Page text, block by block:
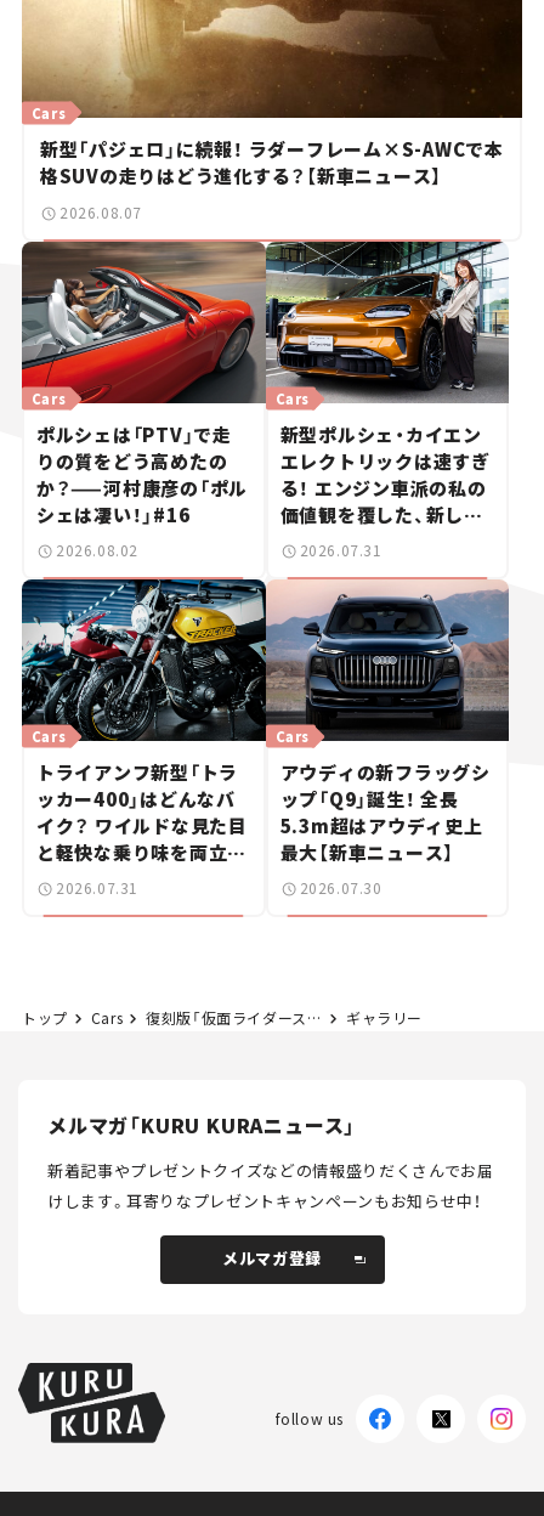
新型「パジェロ」に続報！ ラダーフレーム×S-AWCで本
格SUVの走りはどう進化する？【新車ニュース】
Cars
2026.08.07
ポルシェは「PTV」で走
りの質をどう高めたの
か？——河村康彦の「ポル
シェは凄い！」#16
Cars
2026.08.02
新型ポルシェ・カイエン
エレクトリックは速すぎ
る！ エンジン車派の私の
価値観を覆した、新しい
ポルシェの走り。
Cars
2026.07.31
トライアンフ新型「トラ
ッカー400」はどんなバ
イク？ ワイルドな見た目
と軽快な乗り味を両立し
た400ccフラットトラッ
Cars
2026.07.31
アウディの新フラッグシ
ップ「Q9」誕生！ 全長
5.3m超はアウディ史上
最大【新車ニュース】
Cars
2026.07.30
トップ Cars 復刻版「仮面ライダースナック」が登場も即販売休止。パッケージをオマージュしバイクの角度までそっくり⁉ ギャラリー
メルマガ「KURU KURAニュース」
新着記事やプレゼントクイズなどの情報盛りだくさんでお届
けします。耳寄りなプレゼントキャンペーンもお知らせ中！
メルマガ登録
follow us